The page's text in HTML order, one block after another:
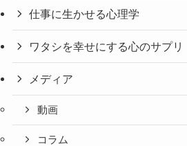
仕事に生かせる心理学
ワタシを幸せにする心のサプリ
メディア
動画
コラム